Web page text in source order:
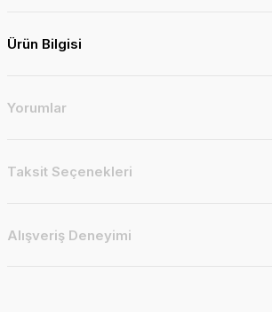
Ürün Bilgisi
Yorumlar
Taksit Seçenekleri
Alışveriş Deneyimi